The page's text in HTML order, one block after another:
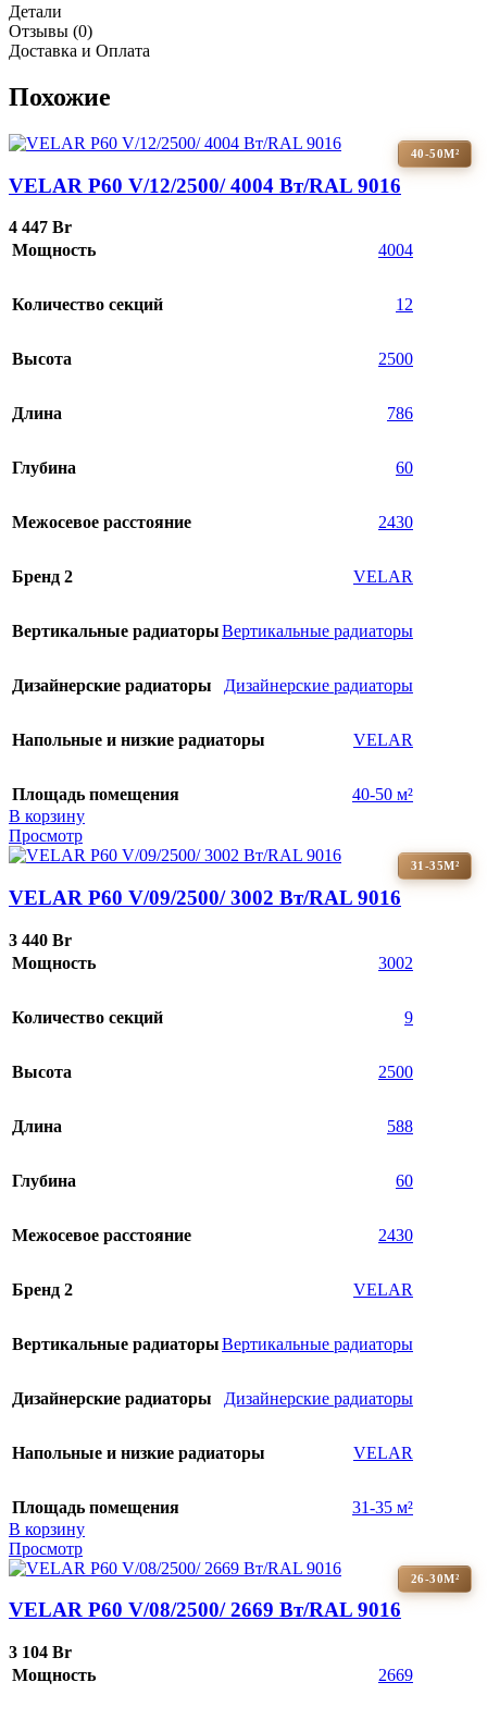
Детали
Отзывы (0)
Доставка и Оплата
Похожие
40-50М²
VELAR P60 V/12/2500/ 4004 Bт/RAL 9016
4 447 Br
Мощность
4004
Количество секций 12
Высота 2500
Длина 786
Глубина 60
Межосевое расстояние 2430
Бренд 2 VELAR
Вертикальные радиаторыВертикальные радиаторы
Дизайнерские радиаторы Дизайнерские радиаторы
Напольные и низкие радиаторы VELAR
Площадь помещения
40-50 м²
В корзину
Просмотр
31-35М²
VELAR P60 V/09/2500/ 3002 Bт/RAL 9016
3 440 Br
Мощность
3002
Количество секций 9
Высота 2500
Длина 588
Глубина 60
Межосевое расстояние 2430
Бренд 2 VELAR
Вертикальные радиаторыВертикальные радиаторы
Дизайнерские радиаторы Дизайнерские радиаторы
Напольные и низкие радиаторы VELAR
Площадь помещения
31-35 м²
В корзину
Просмотр
26-30М²
VELAR P60 V/08/2500/ 2669 Bт/RAL 9016
3 104 Br
Мощность
2669